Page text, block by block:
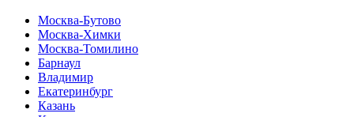
Москва-Бутово
Москва-Химки
Москва-Томилино
Барнаул
Владимир
Екатеринбург
Казань